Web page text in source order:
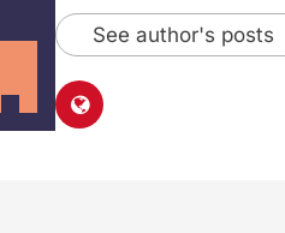
See author's posts